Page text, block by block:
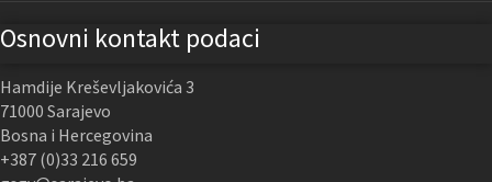
Osnovni kontakt podaci
Hamdije Kreševljakovića 3
71000 Sarajevo
Bosna i Hercegovina
+387 (0)33 216 659